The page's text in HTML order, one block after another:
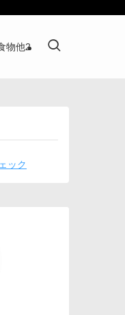
物他2
ック